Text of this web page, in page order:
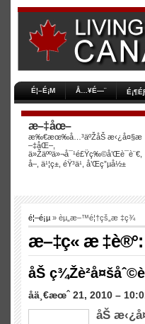
É¦–É¡Μ Å…¥É—¨
æ–‡åœ–
æ‰€æœ‰å…³äºŽåŠ æ‹¿å¤§æ
–‡åŒ–,
ä»Žäººä»¬å¯¹é£Ÿç‰©å’Œè¯­è¨€,
å–, ä¹¦ç±, éŸ³ä¹, å’Œç”µå½±
é¦–é¡µ » èµ„æ–™é¦†çš„æ ‡ç­¾
æ–‡ç« æ ‡è®°:
åŠ
åä¸€æœˆ 21, 2010 –
åŠ